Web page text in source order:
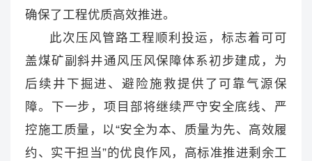
确保了工程优质高效推进。
此次压风管路工程顺利投运，标志着可可
盖煤矿副斜井通风压风保障体系初步建成，为
后续井下掘进、避险施救提供了可靠气源保
障。下一步，项目部将继续严守安全底线、严
控施工质量，以“安全为本、质量为先、高效履
约、实干担当”的优良作风，高标准推进剩余工